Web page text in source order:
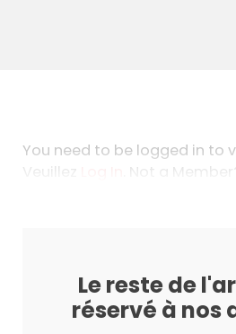
You need to be logged in to
Veuillez
. Not a
Le reste de
réservé à nos